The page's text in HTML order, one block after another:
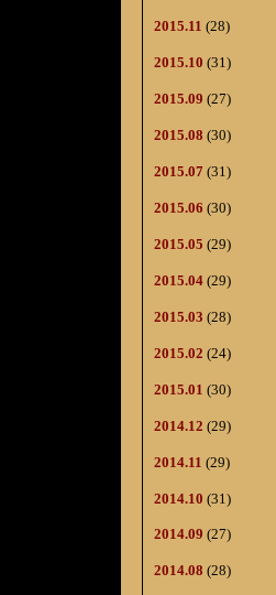
2015.11 (28)
2015.10 (31)
2015.09 (27)
2015.08 (30)
2015.07 (31)
2015.06 (30)
2015.05 (29)
2015.04 (29)
2015.03 (28)
2015.02 (24)
2015.01 (30)
2014.12 (29)
2014.11 (29)
2014.10 (31)
2014.09 (27)
2014.08 (28)